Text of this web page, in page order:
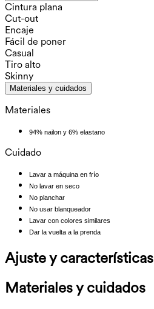
Cintura plana
Cut-out
Encaje
Fácil de poner
Casual
Tiro alto
Skinny
Materiales y cuidados
Materiales
94% nailon y 6% elastano
Cuidado
Lavar a máquina en frío
No lavar en seco
No planchar
No usar blanqueador
Lavar con colores similares
Dar la vuelta a la prenda
Ajuste y características
Materiales y cuidados